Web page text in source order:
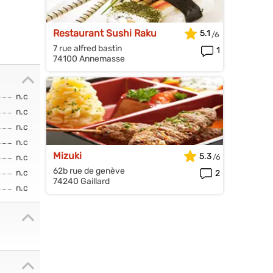
n.c
n.c
n.c
n.c
n.c
n.c
n.c
Restaurant Sushi Raku
7 rue alfred bastin
74100 Annemasse
5.1
1
Mizuki
62b rue de genève
74240 Gaillard
5.3
2